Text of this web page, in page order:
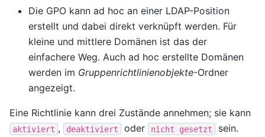
Die GPO kann ad hoc an einer LDAP-Position
erstellt und dabei direkt verknüpft werden. Für
kleine und mittlere Domänen ist das der
einfachere Weg. Auch ad hoc erstellte Domänen
werden im Gruppenrichtlinienobjekte-Ordner
angezeigt.
Eine Richtlinie kann drei Zustände annehmen; sie kann
aktiviert , deaktiviert oder nicht gesetzt
sein.